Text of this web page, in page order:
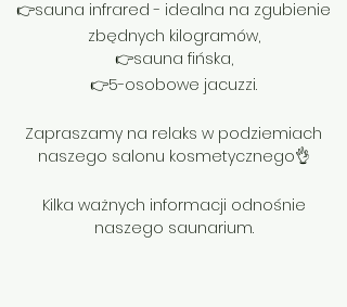
👉sauna infrared - idealna na zgubienie
zbędnych kilogramów,
👉sauna fińska,
👉5-osobowe jacuzzi.
Zapraszamy na relaks w podziemiach
naszego salonu kosmetycznego👌
Kilka ważnych informacji odnośnie
naszego saunarium.